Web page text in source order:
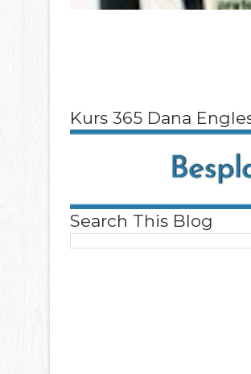
Kurs 365 Dana
Search This Blog